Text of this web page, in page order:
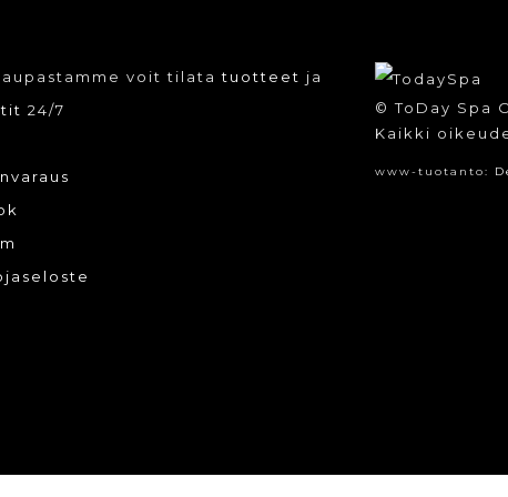
voit tilatatuotteet ja
24/7
© ToDay Spa
Kaikki
www-tuotanto: